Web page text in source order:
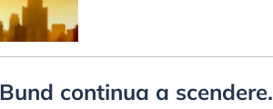
continua a